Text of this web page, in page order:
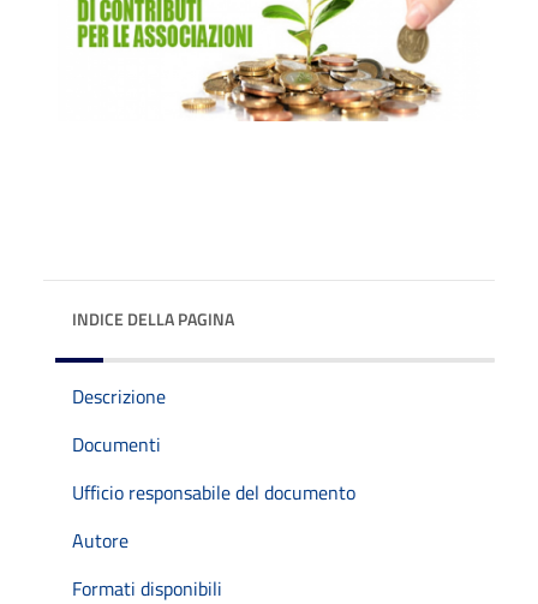
INDICE DELLA PAGINA
Descrizione
Documenti
Ufficio responsabile del documento
Autore
Formati disponibili